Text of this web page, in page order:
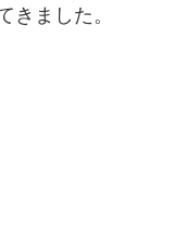
きました。